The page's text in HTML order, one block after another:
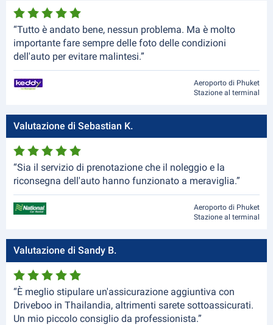
“Tutto è andato bene, nessun problema. Ma è molto
importante fare sempre delle foto delle condizioni
dell'auto per evitare malintesi.”
Aeroporto di Phuket
Stazione al terminal
Valutazione di Sebastian K.
“Sia il servizio di prenotazione che il noleggio e la
riconsegna dell'auto hanno funzionato a meraviglia.”
Aeroporto di Phuket
Stazione al terminal
Valutazione di Sandy B.
“È meglio stipulare un'assicurazione aggiuntiva con
Driveboo in Thailandia, altrimenti sarete sottoassicurati.
Un mio piccolo consiglio da professionista.”